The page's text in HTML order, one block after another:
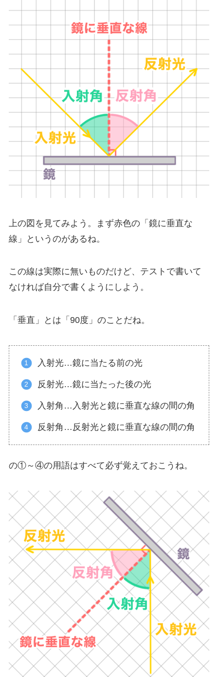
上の図を見てみよう。まず赤色の「鏡に垂直な
線」というのがあるね。
この線は実際に無いものだけど、テストで書いて
なければ自分で書くようにしよう。
「垂直」とは「90度」のことだね。
入射光…鏡に当たる前の光
反射光…鏡に当たった後の光
入射角…入射光と鏡に垂直な線の間の角
反射角…反射光と鏡に垂直な線の間の角
の①～④の用語はすべて必ず覚えておこうね。